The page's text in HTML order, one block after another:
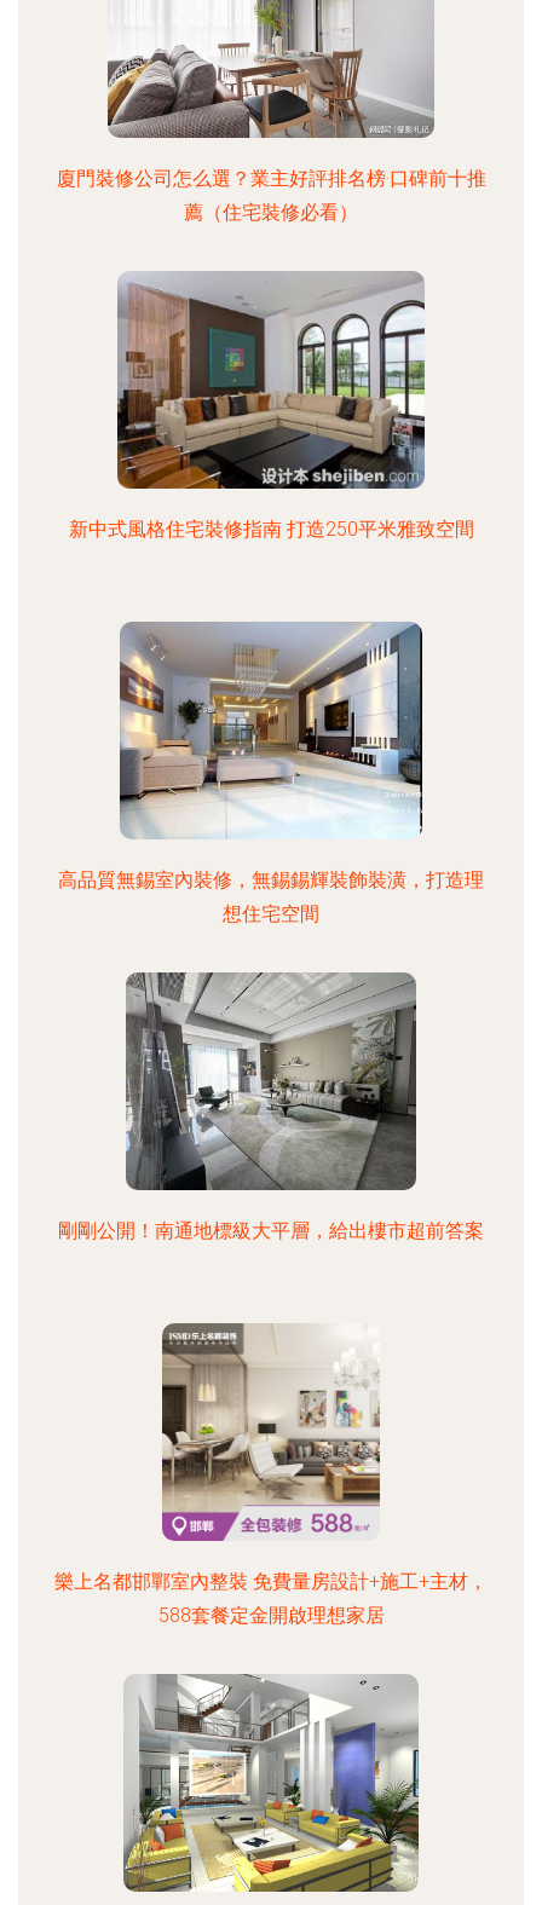
廈門裝修公司怎么選？業主好評排名榜·口碑前十推
薦（住宅裝修必看）
新中式風格住宅裝修指南 打造250平米雅致空間
高品質無錫室內裝修，無錫錫輝裝飾裝潢，打造理
想住宅空間
剛剛公開！南通地標級大平層，給出樓市超前答案
樂上名都邯鄲室內整裝 免費量房設計+施工+主材，
588套餐定金開啟理想家居